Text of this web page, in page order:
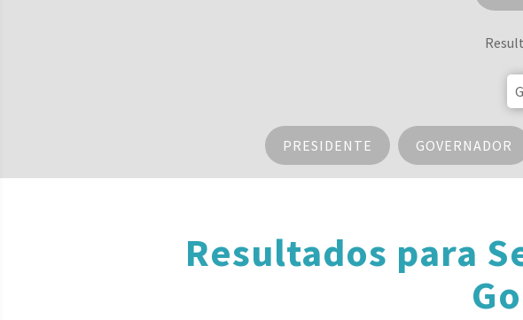
PRESIDENTE GOVERNADOR
Resultados para